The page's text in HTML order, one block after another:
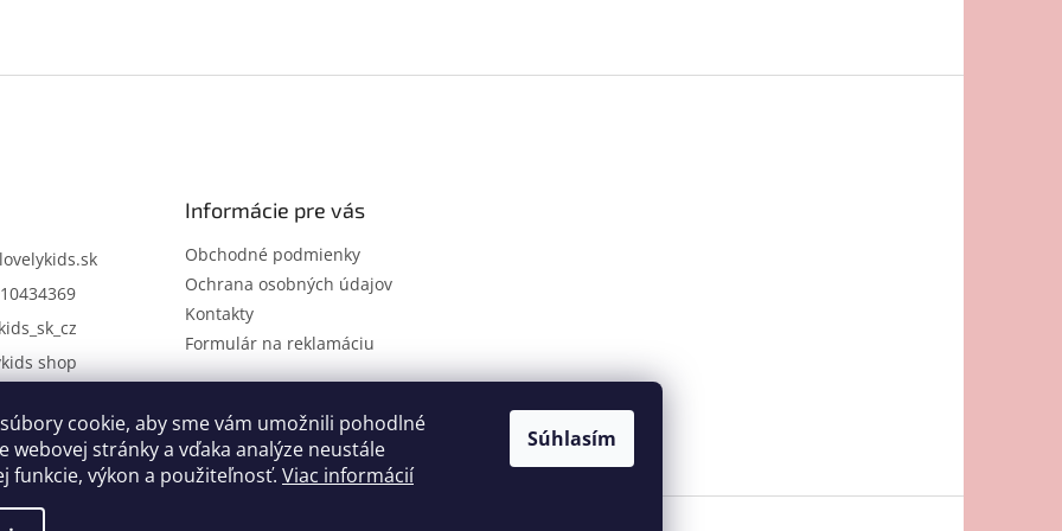
cookie, aby sme vám umožnili pohodlné
webovej stránky a vďaka analýze neustále
funkcie, výkon a použiteľnosť. Viac informácií
Súhlasím
lovelykids.sk
shop
Informácie pre vás
Obchodné podmienky
Ochrana osobných údajov
Kontakty
Formulár na reklamáciu
Kontakty Novinky